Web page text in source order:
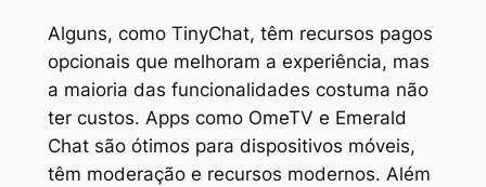
Alguns, como TinyChat, têm recursos pagos
opcionais que melhoram a experiência, mas
a maioria das funcionalidades costuma não
ter custos. Apps como OmeTV e Emerald
Chat são ótimos para dispositivos móveis,
têm moderação e recursos modernos. Além